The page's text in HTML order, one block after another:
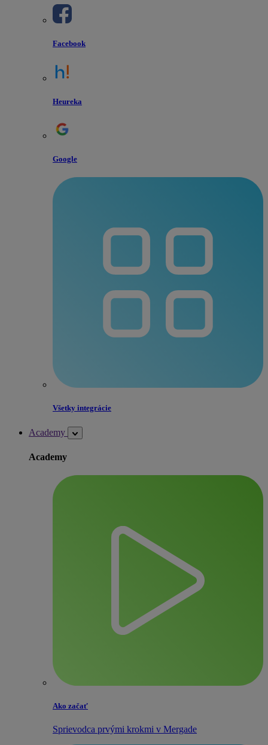
Facebook
Heureka
Google
Všetky integrácie
Academy
Academy
Ako začať
Sprievodca prvými krokmi v Mergade